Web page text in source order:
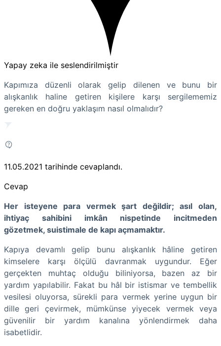
Yapay zeka ile seslendirilmiştir
Kapımıza düzenli olarak gelip dilenen ve bunu bir
alışkanlık haline getiren kişilere karşı sergilememiz
gereken en doğru yaklaşım nasıl olmalıdır?
11.05.2021 tarihinde cevaplandı.
Cevap
Her isteyene para vermek şart değildir; asıl olan,
ihtiyaç sahibini imkân nispetinde incitmeden
gözetmek, suistimale de kapı açmamaktır.
Kapıya devamlı gelip bunu alışkanlık hâline getiren
kimselere karşı ölçülü davranmak uygundur. Eğer
gerçekten muhtaç olduğu biliniyorsa, bazen az bir
yardım yapılabilir. Fakat bu hâl bir istismar ve tembellik
vesilesi oluyorsa, sürekli para vermek yerine uygun bir
dille geri çevirmek, mümkünse yiyecek vermek veya
güvenilir bir yardım kanalına yönlendirmek daha
isabetlidir.